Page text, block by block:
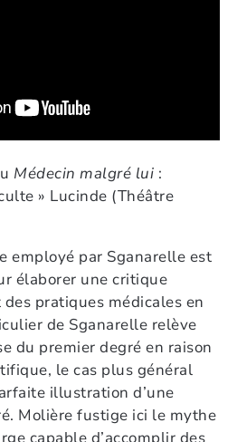
Médecin malgré lui :
» Lucinde (Théâtre
employé par Sganarelle est
élaborer une critique
pratiques médicales en
de Sganarelle relève
du premier degré en raison
le cas plus général
illustration d’une
Molière fustige ici le mythe